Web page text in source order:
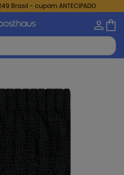
Brasil - cupom ANTECIPADO